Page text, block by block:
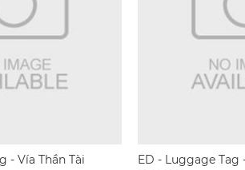
- Vía Thần Tài
ED - Luggage Tag